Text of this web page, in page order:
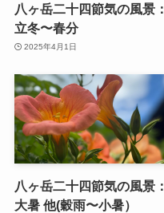
八ヶ岳二十四節気の風景：
立冬〜春分
2025年4月1日
八ヶ岳二十四節気の風景：
大暑 他(穀雨〜小暑）